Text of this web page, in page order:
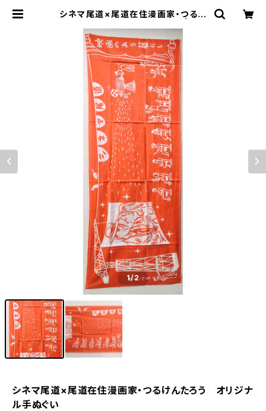
シネマ尾道×尾道在住漫画家・つるけ
emaonomichi
1/2
シネマ尾道×尾道在住漫画家・つるけんたろう オリジナ
ル手ぬぐい